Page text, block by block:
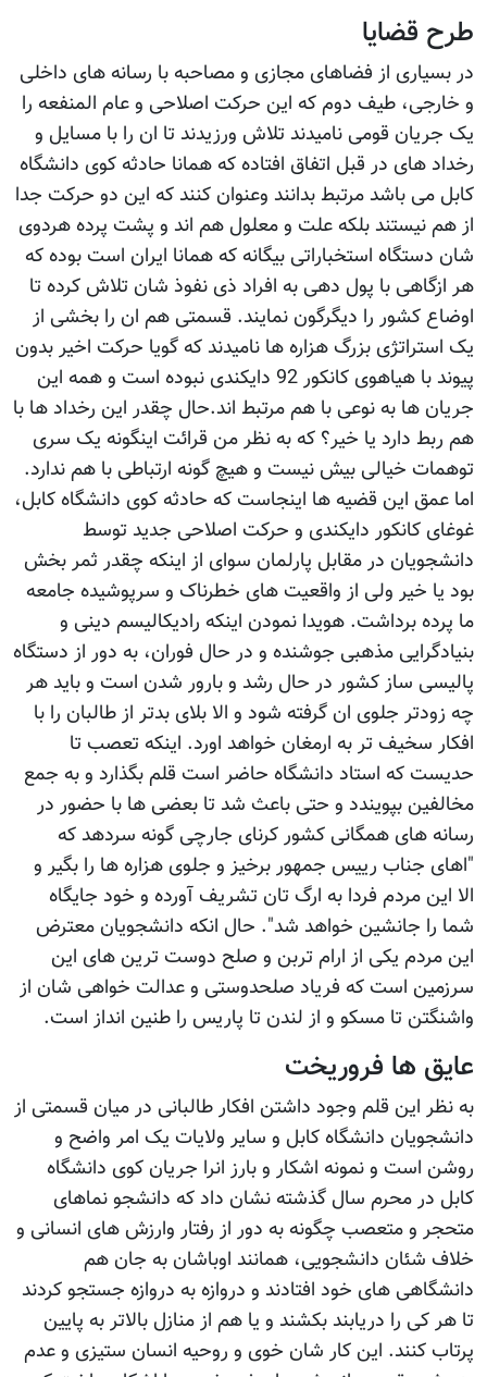
طرح قضایا
در بسیاری از فضاهای مجازی و مصاحبه با رسانه های داخلی
و خارجی، طیف دوم که این حرکت اصلاحی و عام المنفعه را
یک جریان قومی نامیدند تلاش ورزیدند تا ان را با مسایل و
رخداد های در قبل اتفاق افتاده که همانا حادثه کوی دانشگاه
کابل می باشد مرتبط بدانند وعنوان کنند که این دو حرکت جدا
از هم نیستند بلکه علت و معلول هم اند و پشت پرده هردوی
شان دستگاه استخباراتی بیگانه که همانا ایران است بوده که
هر ازگاهی با پول دهی به افراد ذی نفوذ شان تلاش کرده تا
اوضاع کشور را دیگرگون نمایند. قسمتی هم ان را بخشی از
یک استراتژی بزرگ هزاره ها نامیدند که گویا حرکت اخیر بدون
پیوند با هیاهوی کانکور 92 دایکندی نبوده است و همه این
جریان ها به نوعی با هم مرتبط اند.حال چقدر این رخداد ها با
هم ربط دارد یا خیر؟ که به نظر من قرائت اینگونه یک سری
توهمات خیالی بیش نیست و هیچ گونه ارتباطی با هم ندارد.
اما عمق این قضیه ها اینجاست که حادثه کوی دانشگاه کابل،
غوغای کانکور دایکندی و حرکت اصلاحی جدید توسط
دانشجویان در مقابل پارلمان سوای از اینکه چقدر ثمر بخش
بود یا خیر ولی از واقعیت های خطرناک و سرپوشیده جامعه
ما پرده برداشت. هویدا نمودن اینکه رادیکالیسم دینی و
بنیادگرایی مذهبی جوشنده و در حال فوران، به دور از دستگاه
پالیسی ساز کشور در حال رشد و بارور شدن است و باید هر
چه زودتر جلوی ان گرفته شود و الا بلای بدتر از طالبان را با
افکار سخیف تر به ارمغان خواهد اورد. اینکه تعصب تا
حدیست که استاد دانشگاه حاضر است قلم بگذارد و به جمع
مخالفین بپویندد و حتی باعث شد تا بعضی ها با حضور در
رسانه های همگانی کشور کرنای جارچی گونه سردهد که
"اهای جناب رییس جمهور برخیز و جلوی هزاره ها را بگیر و
الا این مردم فردا به ارگ تان تشریف آورده و خود جایگاه
شما را جانشین خواهد شد". حال انکه دانشجویان معترض
این مردم یکی از ارام تربن و صلح دوست ترین های این
سرزمین است که فریاد صلحدوستی و عدالت خواهی شان از
واشنگتن تا مسکو و از لندن تا پاریس را طنین انداز است.
عایق ها فروریخت
به نظر این قلم وجود داشتن افکار طالبانی در میان قسمتی از
دانشجویان دانشگاه کابل و سایر ولایات یک امر واضح و
روشن است و نمونه اشکار و بارز انرا جریان کوی دانشگاه
کابل در محرم سال گذشته نشان داد که دانشجو نماهای
متحجر و متعصب چگونه به دور از رفتار وارزش های انسانی و
خلاف شئان دانشجویی، همانند اوباشان به جان هم
دانشگاهی های خود افتادند و دروازه به دروازه جستجو کردند
تا هر کی را دریابند بکشند و یا هم از منازل بالاتر به پایین
پرتاب کنند. این کار شان خوی و روحیه انسان ستیزی و عدم